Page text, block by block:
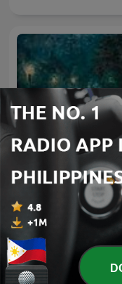
Rainy Sleep - Heavy
and Thunder